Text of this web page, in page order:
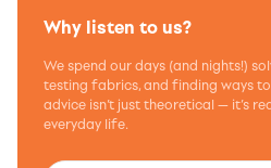
Why listen to us?
We spend our days (and nights!)
testing fabrics, and finding ways
advice isn’t just theoretical — it’s
everyday life.